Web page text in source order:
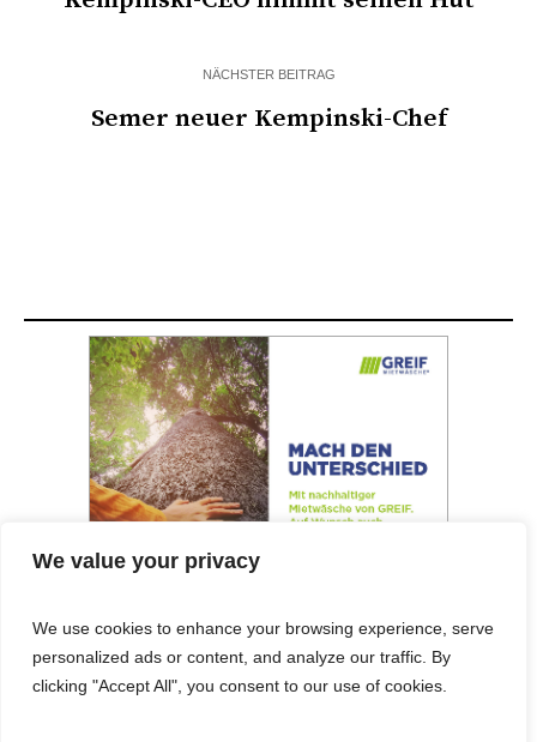
We value your privacy
We use cookies to enhance your browsing experience, serve
personalized ads or content, and analyze our traffic. By
clicking "Accept All", you consent to our use of cookies.
NÄCHSTER BEITRAG
Semer neuer Kempinski-Chef
© 2025 Cost&Logis